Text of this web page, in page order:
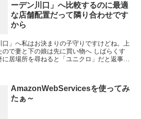
ーデン川口」へ比較するのに最適
な店舗配置だって隣り合わせです
から
」へ私はお決まりの子守りですけどね。上
で妻と下の娘は先に買い物へ しばらくす
に居場所を尋ねると「ユニクロ」だと返事
AmazonWebServicesを使ってみ
たぁ～